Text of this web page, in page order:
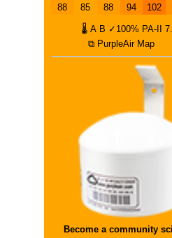
88
85
88
94
102
🌡 A B ✓100% PA-II
⧉ PurpleAir Map
Become a community